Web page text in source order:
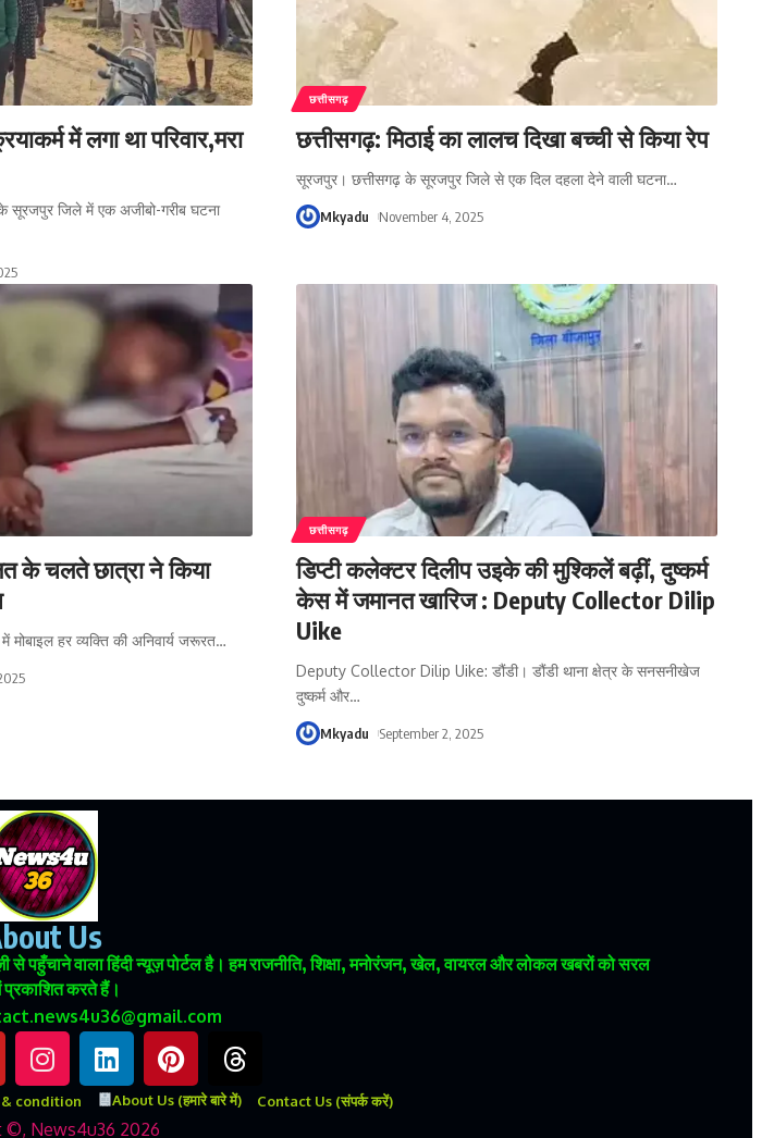
में लगा था परिवार,मरा
सूरजपुर जिले में एक अजीबो-गरीब घटना
छत्तीसगढ़
छत्तीसगढ़: मिठाई का लालच दिखा बच्ची से किया रेप
सूरजपुर। छत्तीसगढ़ के सूरजपुर जिले से एक दिल दहला देने वाली घटना…
Mkyadu November 4, 2025
के चलते छात्रा ने किया
हर व्यक्ति की अनिवार्य जरूरत…
छत्तीसगढ़
डिप्टी कलेक्टर दिलीप उइके की मुश्किलें बढ़ीं, दुष्कर्म
केस में जमानत खारिज : Deputy Collector Dilip
Uike
Deputy Collector Dilip Uike: डौंडी। डौंडी थाना क्षेत्र के सनसनीखेज
दुष्कर्म और…
Mkyadu September 2, 2025
Us
पहुँचाने वाला हिंदी न्यूज़ पोर्टल है। हम राजनीति, शिक्षा, मनोरंजन, खेल, वायरल और लोकल खबरों को सरल
प्रकाशित करते हैं।
condition About Us (हमारे बारे में) Contact Us (संपर्क करें)
©, News4u36 2026